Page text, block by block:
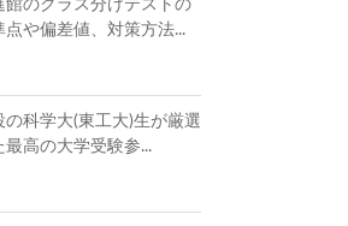
館のクラス分けテストの
点や偏差値、対策方法...
の科学大(東工大)生が厳選
最高の大学受験参...